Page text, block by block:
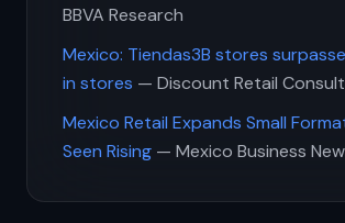
BBVA Research
Mexico: Tiendas3B stores
in stores — Discount Retail
Mexico Retail Expands Small
Seen Rising — Mexico Business